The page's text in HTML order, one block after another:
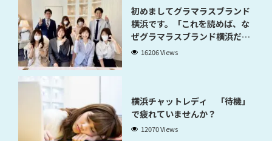
初めましてグラマラスブランド
横浜です。「これを読めば、な
ぜグラマラスブランド横浜だと
稼げるのかが分かります」
16206 Views
横浜チャットレディ 「待機」
で疲れていませんか？
12070 Views